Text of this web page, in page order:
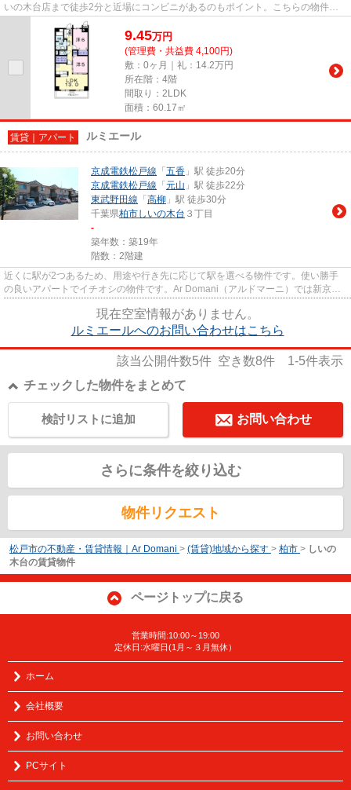
いの木台店まで徒歩2分と近場にコンビニがあるのもポイント。こちらの物件は
マンションです。2駅利用がで...
9.45万円
(管理費・共益費 4,100円)
敷：0ヶ月｜礼：14.2万円
所在階：4階
間取り：2LDK
面積：60.17㎡
賃貸｜アパート ルミエール
京成電鉄松戸線 「 五香 」駅 徒歩20分
京成電鉄松戸線 「 元山 」駅 徒歩22分
東武野田線 「 高柳 」駅 徒歩30分
千葉県柏市しいの木台 ３丁目
-
築年数：築19年
階数：2階建
近くに駅が2つあるため、用途や行き先に応じて駅を選べる物件です。使い勝手
の良いアパートでイチオシの物件です。Ar Domani（アルドマーニ）では新京成
現在空室情報がありません。
ルミエールへのお問い合わせはこちら
該当公開件数5件 空き数8件 1-5件表示
チェックした物件をまとめて
お問い合わせ
検討リストに追加
さらに条件を絞り込む
物件リクエスト
松戸市の不動産・賃貸情報｜Ar Domani > (賃貸)地域から探す > 柏市 > しいの
木台の賃貸物件
ページトップに戻る
営業時間:10:00～19:00
定休日:水曜日(1月～３月無休）
ホーム
会社概要
お問い合わせ
PCサイト